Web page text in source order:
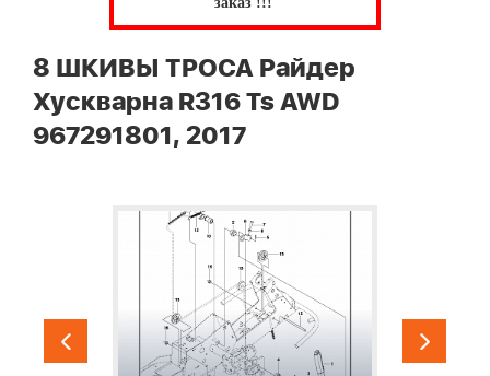
8 ШКИВЫ ТРОСА Райдер
Хускварна R316 Ts AWD
967291801, 2017